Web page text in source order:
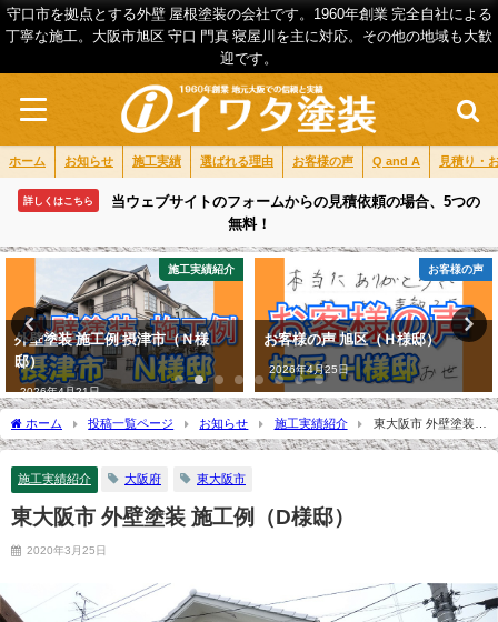
守口市を拠点とする外壁 屋根塗装の会社です。1960年創業 完全自社による
丁寧な施工。大阪市旭区 守口 門真 寝屋川を主に対応。その他の地域も大歓
迎です。
ホーム お知らせ 施工実績 選ばれる理由 お客様の声 Q and A 見積り・
詳しくはこちら
当ウェブサイトのフォームからの見積依頼の場合、5つの
無料！
お客様の声
お客様の声 旭区（Ｈ様邸）
2026年4月25日
施工実績紹介
外壁塗装 施工例 東淀川区（Ｙ様
邸）
2026年5月12日
ホーム 投稿一覧ページ お知らせ 施工実績紹介
東大阪市 外壁塗装
施工例（D様邸）
施工実績紹介 大阪府 東大阪市
東大阪市 外壁塗装 施工例（D様邸）
2020年3月25日